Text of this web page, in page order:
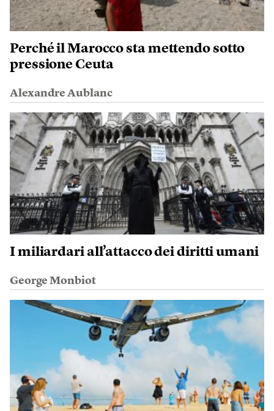
Perché il Marocco sta mettendo sotto
pressione Ceuta
Alexandre Aublanc
I miliardari all’attacco dei diritti umani
George Monbiot